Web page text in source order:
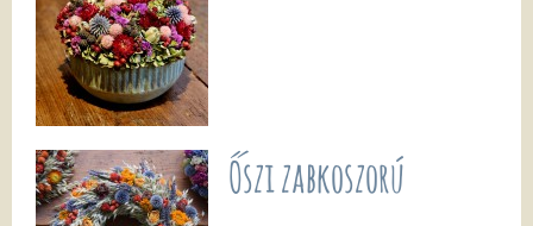
Őszi zabkoszorú